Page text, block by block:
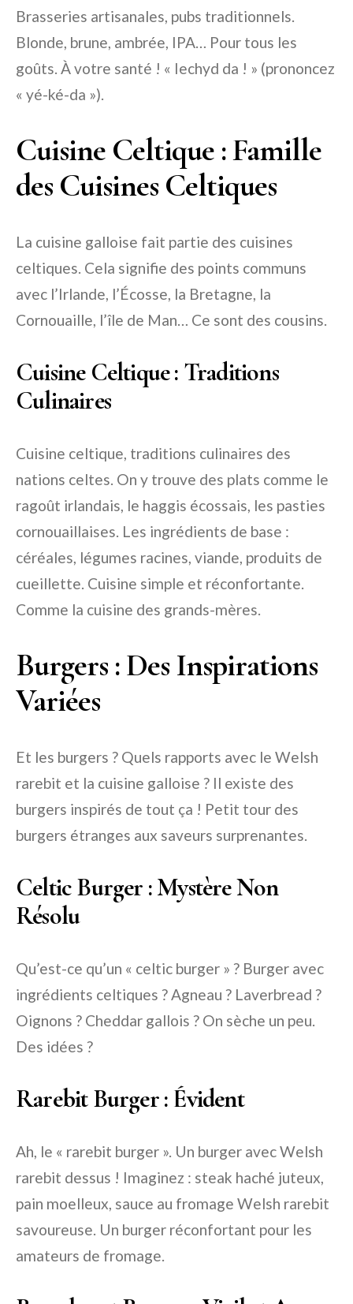
Brasseries artisanales, pubs traditionnels.
Blonde, brune, ambrée, IPA… Pour tous les
goûts. À votre santé ! « Iechyd da ! » (prononcez
« yé-ké-da »).
Cuisine Celtique : Famille
des Cuisines Celtiques
La cuisine galloise fait partie des cuisines
celtiques. Cela signifie des points communs
avec l’Irlande, l’Écosse, la Bretagne, la
Cornouaille, l’île de Man… Ce sont des cousins.
Cuisine Celtique : Traditions
Culinaires
Cuisine celtique, traditions culinaires des
nations celtes. On y trouve des plats comme le
ragoût irlandais, le haggis écossais, les pasties
cornouaillaises. Les ingrédients de base :
céréales, légumes racines, viande, produits de
cueillette. Cuisine simple et réconfortante.
Comme la cuisine des grands-mères.
Burgers : Des Inspirations
Variées
Et les burgers ? Quels rapports avec le Welsh
rarebit et la cuisine galloise ? Il existe des
burgers inspirés de tout ça ! Petit tour des
burgers étranges aux saveurs surprenantes.
Celtic Burger : Mystère Non
Résolu
Qu’est-ce qu’un « celtic burger » ? Burger avec
ingrédients celtiques ? Agneau ? Laverbread ?
Oignons ? Cheddar gallois ? On sèche un peu.
Des idées ?
Rarebit Burger : Évident
Ah, le « rarebit burger ». Un burger avec Welsh
rarebit dessus ! Imaginez : steak haché juteux,
pain moelleux, sauce au fromage Welsh rarebit
savoureuse. Un burger réconfortant pour les
amateurs de fromage.